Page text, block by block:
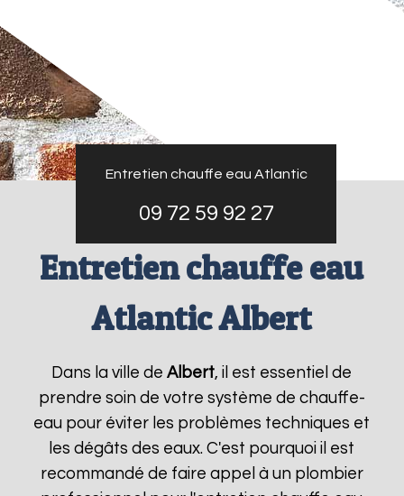
Entretien chauffe eau Atlantic
09 72 59 92 27
Entretien chauffe eau
Atlantic Albert
Dans la ville deAlbert, il est essentiel de
prendre soin de votre système de chauffe-
eau pour éviter les problèmes techniques et
les dégâts des eaux. C'est pourquoi il est
recommandé de faire appel à un plombier